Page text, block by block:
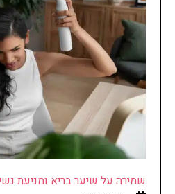
שמירה על שיער בריא ומניעת